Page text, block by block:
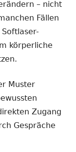
– nicht
Fällen
körperliche
Muster
Zugang
Gespräche